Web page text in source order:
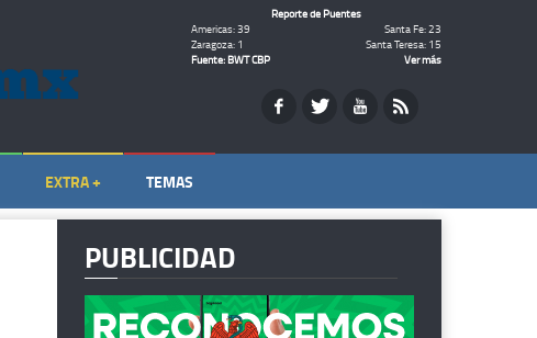
Reporte de Puentes
Americas: 39
Santa Fe: 23
Zaragoza: 1
Santa Teresa: 15
Fuente: BWT CBP
Ver más
EXTRA + TEMAS
PUBLICIDAD